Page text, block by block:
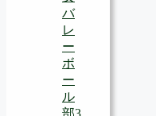
バ
レ
ー
ボ
ー
ル